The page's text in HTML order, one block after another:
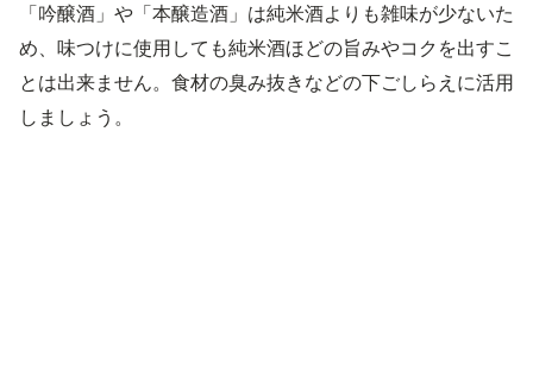
「吟醸酒」や「本醸造酒」は純米酒よりも雑味が少ないた
め、味つけに使用しても純米酒ほどの旨みやコクを出すこ
とは出来ません。食材の臭み抜きなどの下ごしらえに活用
しましょう。